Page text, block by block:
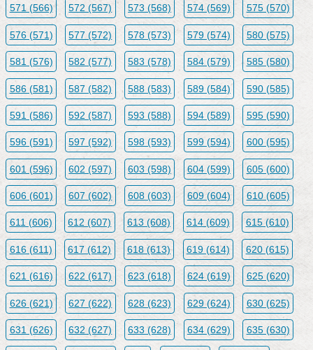
571 (566) 572 (567) 573 (568) 574 (569) 575 (570)
576 (571) 577 (572) 578 (573) 579 (574) 580 (575)
581 (576) 582 (577) 583 (578) 584 (579) 585 (580)
586 (581) 587 (582) 588 (583) 589 (584) 590 (585)
591 (586) 592 (587) 593 (588) 594 (589) 595 (590)
596 (591) 597 (592) 598 (593) 599 (594) 600 (595)
601 (596) 602 (597) 603 (598) 604 (599) 605 (600)
606 (601) 607 (602) 608 (603) 609 (604) 610 (605)
611 (606) 612 (607) 613 (608) 614 (609) 615 (610)
616 (611) 617 (612) 618 (613) 619 (614) 620 (615)
621 (616) 622 (617) 623 (618) 624 (619) 625 (620)
626 (621) 627 (622) 628 (623) 629 (624) 630 (625)
631 (626) 632 (627) 633 (628) 634 (629) 635 (630)